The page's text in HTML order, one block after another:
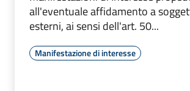
all'eventuale affidamento a
esterni, ai sensi dell'art. 50...
Manifestazione di interesse